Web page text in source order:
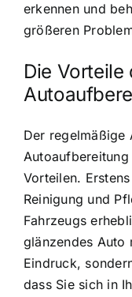
erkennen und
größeren
Die
Der regelmäßige
Vorteilen.
Reinigung und
Fahrzeugs
glänzendes Auto
Eindruck,
dass Sie sich in